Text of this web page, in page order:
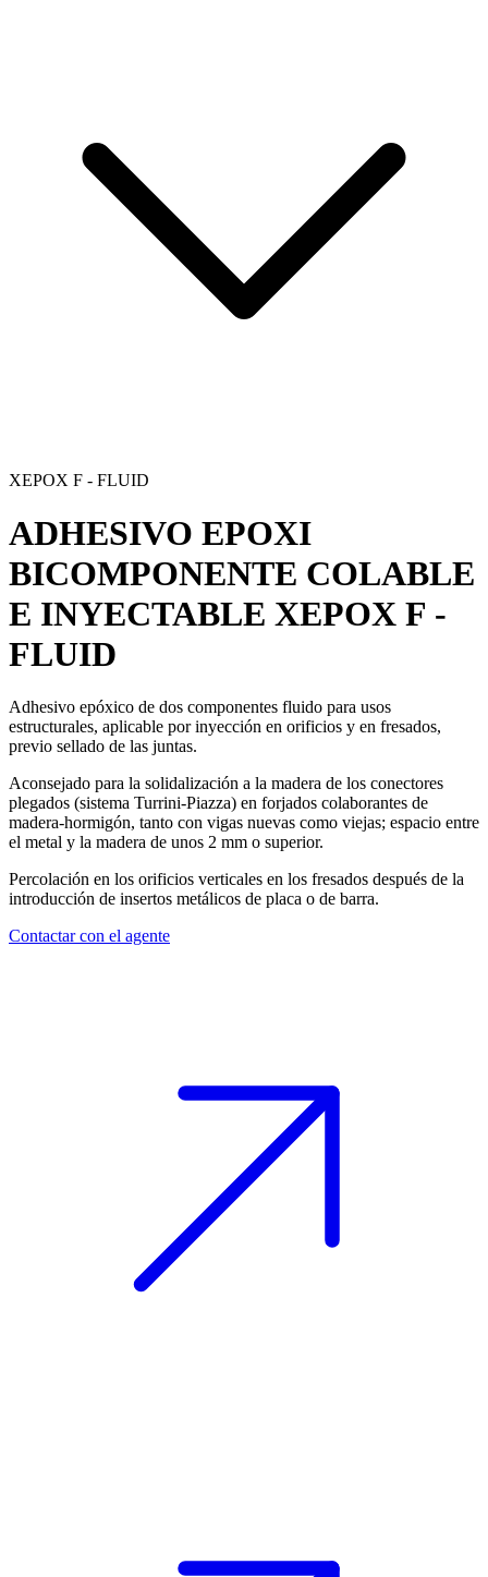
XEPOX F - FLUID
ADHESIVO EPOXI
BICOMPONENTE COLABLE
E INYECTABLE XEPOX F -
FLUID
Adhesivo epóxico de dos componentes fluido para usos
estructurales, aplicable por inyección en orificios y en fresados,
previo sellado de las juntas.
Aconsejado para la solidalización a la madera de los conectores
plegados (sistema Turrini-Piazza) en forjados colaborantes de
madera-hormigón, tanto con vigas nuevas como viejas; espacio entre
el metal y la madera de unos 2 mm o superior.
Percolación en los orificios verticales en los fresados después de la
introducción de insertos metálicos de placa o de barra.
Contactar con el agente